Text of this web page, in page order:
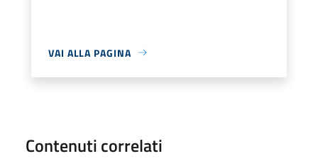
VAI ALLA PAGINA
Contenuti correlati